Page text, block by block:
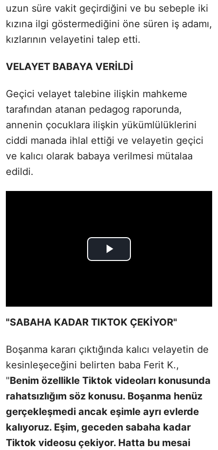
uzun süre vakit geçirdiğini ve bu sebeple iki
kızına ilgi göstermediğini öne süren iş adamı,
kızlarının velayetini talep etti.
VELAYET BABAYA VERİLDİ
Geçici velayet talebine ilişkin mahkeme
tarafından atanan pedagog raporunda,
annenin çocuklara ilişkin yükümlülüklerini
ciddi manada ihlal ettiği ve velayetin geçici
ve kalıcı olarak babaya verilmesi mütalaa
edildi.
"SABAHA KADAR TIKTOK ÇEKİYOR"
Boşanma kararı çıktığında kalıcı velayetin de
kesinleşeceğini belirten baba Ferit K.,
"Benim özellikle Tiktok videoları konusunda
rahatsızlığım söz konusu. Boşanma henüz
gerçekleşmedi ancak eşimle ayrı evlerde
kalıyoruz. Eşim, geceden sabaha kadar
Tiktok videosu çekiyor. Hatta bu mesai